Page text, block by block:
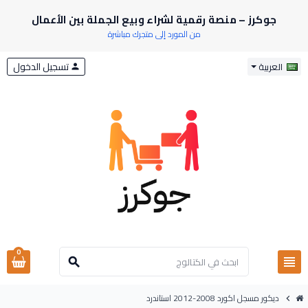
جوكرز – منصة رقمية لشراء وبيع الجملة بين الأعمال
من المورد إلى متجرك مباشرة
العربية
view_headline
search
person تسجيل الدخول
0
chevron_right ديكور مسجل اكورد 2008-2012 استاندرد